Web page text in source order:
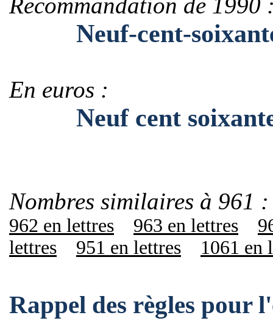
Neuf-cent-
En euros :
Neuf cent soixante
Nombres similaires à 961 :
962 en lettres 963 en lettres
lettres
951 en lettres 1061 en
Rappel des règles pour